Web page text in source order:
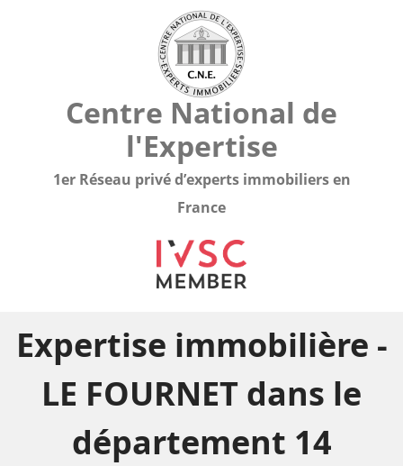
Centre National de
l'Expertise
1er Réseau privé d’experts immobiliers en
France
Expertise immobilière -
LE FOURNET dans le
département 14